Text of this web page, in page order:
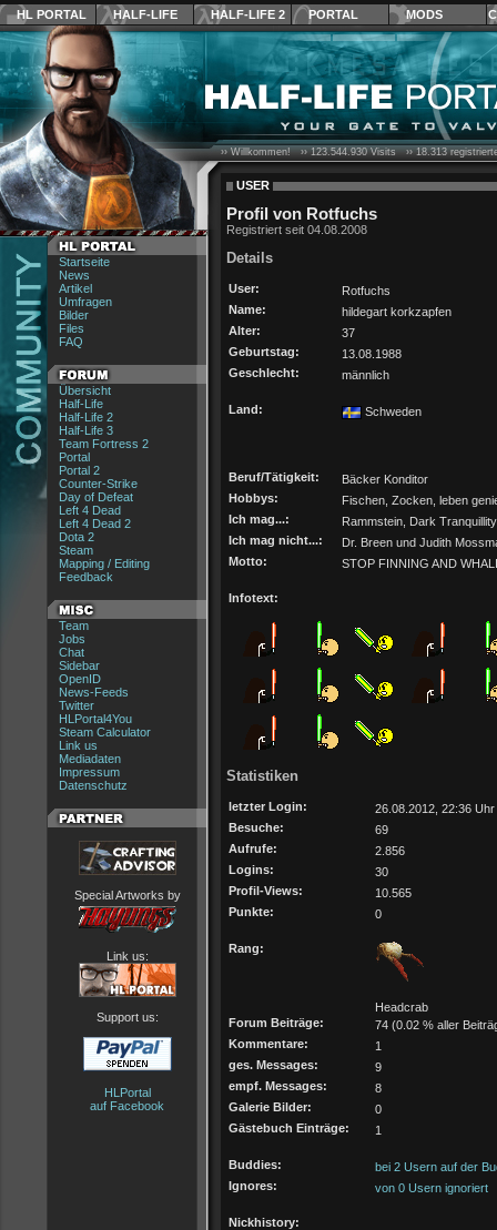
HL PORTAL HALF-LIFE HALF-LIFE 2 PORTAL MODS
Startseite
News
Artikel
Umfragen
Bilder
Files
FAQ
Übersicht
Half-Life
Half-Life 2
Half-Life 3
Team Fortress 2
Portal
Portal 2
Counter-Strike
Day of Defeat
Left 4 Dead
Left 4 Dead 2
Dota 2
Steam
Mapping / Editing
Feedback
Team
Jobs
Chat
Sidebar
OpenID
News-Feeds
Twitter
HLPortal4You
Steam Calculator
Link us
Mediadaten
Impressum
Datenschutz
Special Artworks by
Link us:
Support us:
HLPortal
auf Facebook
›› Willkommen! ››123.544.930Visits ››18.313
USER
Profil von Rotfuchs
Registriert seit 04.08.2008
Details
User:
Rotfuchs
Name:
hildegart korkzapfen
Alter:
37
Geburtstag:
13.08.1988
Geschlecht:
männlich
Land: Schweden
Beruf/Tätigkeit:
Bäcker Konditor
Hobbys:
Fischen, Zocken, leben
Ich mag...:
Rammstein, Dark
Ich mag nicht...:
Dr. Breen und Judith
Motto:
STOP FINNING AND
Infotext:
Statistiken
letzter Login:
26.08.2012, 22:36 Uhr
Besuche:
69
Aufrufe:
2.856
Logins:
30
Profil-Views:
10.565
Punkte:
0
Rang:
Headcrab
Forum Beiträge:
74 (0.02 % aller
Kommentare:
1
ges. Messages:
9
empf. Messages:
8
Galerie Bilder:
0
Gästebuch Einträge:
1
Buddies:
bei 2 Usern auf der
Ignores:
von 0 Usern ignoriert
Nickhistory: